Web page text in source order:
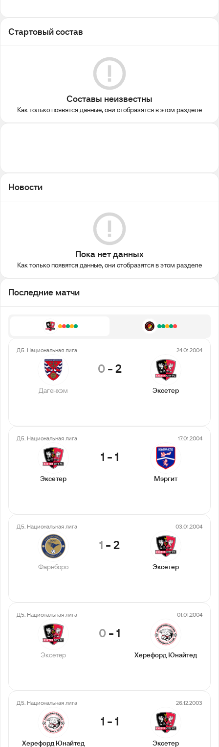
Стартовый состав
Составы неизвестны
Как только появятся данные, они отобразятся в этом разделе
Новости
Пока нет данных
Как только появятся данные, они отобразятся в этом разделе
Последние матчи
Д5. Национальная лига 24.01.2004
Дагенхэм
0 -2
Эксетер
Д5. Национальная лига 17.01.2004
Эксетер
1 -1
Мэргит
Д5. Национальная лига 03.01.2004
Фарнборо
1 -2
Эксетер
Д5. Национальная лига 01.01.2004
Эксетер
0-1
Херефорд Юнайтед
Д5. Национальная лига 26.12.2003
Херефорд Юнайтед
1 -1
Эксетер